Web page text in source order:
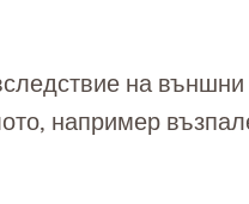
на
например